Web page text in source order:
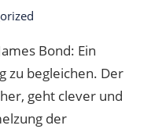
Bond: Ein
zu begleichen. Der
geht clever und
der